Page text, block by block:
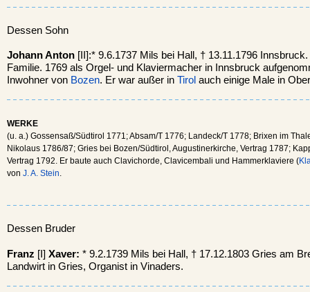
Dessen Sohn
Johann Anton [II]:* 9.6.1737 Mils bei Hall, † 13.11.1796
Familie. 1769 als Orgel- und Klaviermacher in Innsbruck
Inwohner von Bozen. Er war außer in Tirol auch einige Male in
WERKE
(u. a.) Gossensaß/Südtirol 1771; Absam/T 1776; Landeck/T 1778; Brixen im
Nikolaus 1786/87; Gries bei Bozen/Südtirol, Augustinerkirche, Vertrag 1787;
Vertrag 1792. Er baute auch Clavichorde, Clavicembali und Hammerklaviere (
von J. A. Stein.
Dessen Bruder
Franz [I] Xaver: * 9.2.1739 Mils bei Hall, † 17.12.1803 Gries am
Landwirt in Gries, Organist in Vinaders.